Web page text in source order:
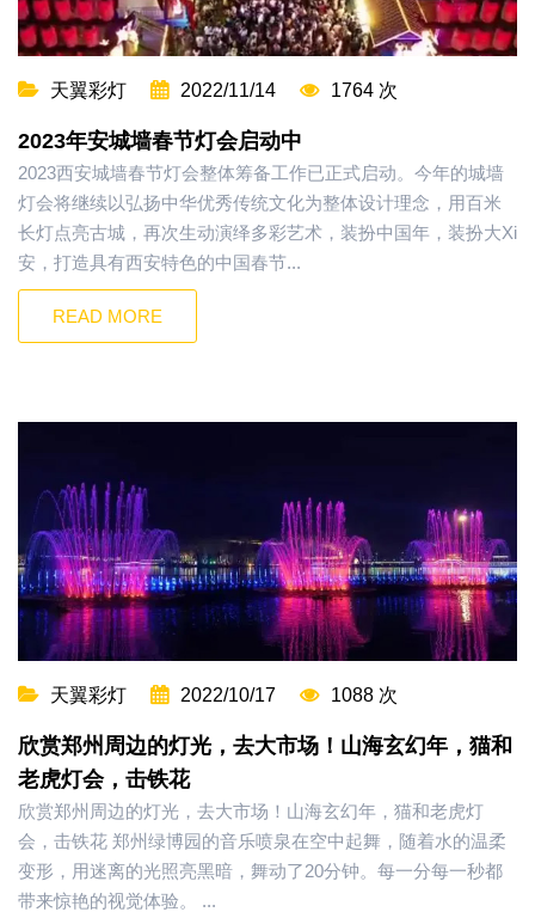
天翼彩灯 2022/11/14 1764 次
2023年安城墙春节灯会启动中
2023西安城墙春节灯会整体筹备工作已正式启动。今年的城墙
灯会将继续以弘扬中华优秀传统文化为整体设计理念，用百米
长灯点亮古城，再次生动演绎多彩艺术，装扮中国年，装扮大Xi
安，打造具有西安特色的中国春节...
READ MORE
天翼彩灯 2022/10/17 1088 次
欣赏郑州周边的灯光，去大市场！山海玄幻年，猫和
老虎灯会，击铁花
欣赏郑州周边的灯光，去大市场！山海玄幻年，猫和老虎灯
会，击铁花 郑州绿博园的音乐喷泉在空中起舞，随着水的温柔
变形，用迷离的光照亮黑暗，舞动了20分钟。每一分每一秒都
带来惊艳的视觉体验。 ...